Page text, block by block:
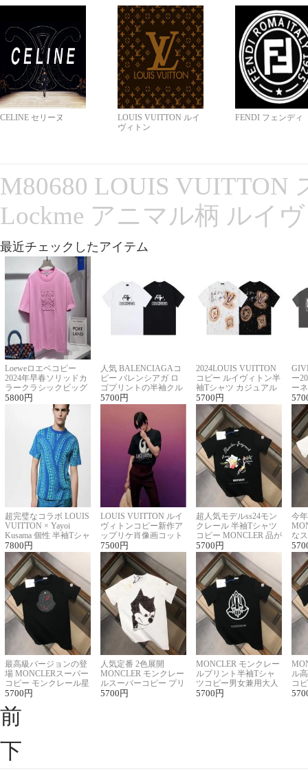
CELINE セリーヌ
LOUIS VUITTON ルイ
ヴィトン
FENDI フェンディ
M80680 LOUIS VUITTON
Lockme アニマル柄 ルイ
最近チェックしたアイテム
Loeweロエベコピー
2024年早春ソリッドカ
ラークラシックビッグ
ロゴ刺繍Tシャツ
5800 円
人気 BALENCIAGAコ
ピー バレンシアガ ロ
ゴプリントの半袖クル
ーネックTシャツ
5700 円
2024LOUIS VUITTON
コピー ルイヴィトン半
袖Tシャツ カジュアル
に馴染む 2色展開
5700 円
ー
ー
ー
超完璧なコラボ LOUIS
VUITTON × Yayoi
Kusama 個性 半袖Tシャ
ツコピー男女兼用
7800 円
LOUIS VUITTON ルイ
ヴィトンコピー新作ア
ップリケ肖像画コット
ンニット半袖Tシャツ
7500 円
超人気モデルss24モン
クレール 半袖Tシャツ
コピー MONCLER 品が
良く見た目
5700 円
今
な
ル
最高級バージョンの登
場 MONCLERスーパー
コピー モンクレール星
座半袖Tシャツ
5700 円
人気定番 2色展開
MONCLER モンクレー
ルスーパーコピー プリ
ント半袖Tシャツ
5700 円
MONCLER モンクレー
ルプリント半袖Tシャ
ツコピー男女兼用大人
可愛い春夏コーデ
5700 円
ル
コ
ィ
前
下